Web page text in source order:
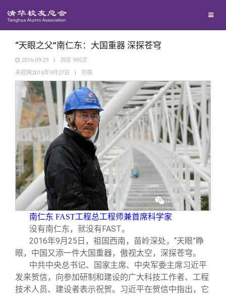
地区联络
年级联络
院系校友工作
专业委员会
兴趣群体
西南联大校友会
回馈母校
捐赠项目
捐赠新闻
捐赠纪事
捐赠方法
义工计划
媒体平台
《清华校友通讯》
《水木清华》
我要订阅
新媒体平台
百年清华
清华人物
清华故事
青春风采
校友文苑
校友讲坛
校友视界
校友服务
终身学习
信息化服务
三创大赛
实用信息
校友总会
总会简介
会长致辞
总会章程
理事会名单
关闭
“天眼之父”南仁东：大国重器 深探苍穹
2016-09-29 | 浏览 995次
央视网2016年9月27日
| 刘禛
南仁东 FAST工程总工程师兼首席科学家
没有南仁东，就没有FAST。
2016年9月25日，祖国西南，苗岭深处，“天眼”睁
眼，中国又添一件大国重器，傲视太空，深探苍穹。
中共中央总书记、国家主席、中央军委主席习近平
发来贺信，向参加研制和建设的广大科技工作者、工程
技术人员、建设者表示祝贺。习近平在贺信中指出，它